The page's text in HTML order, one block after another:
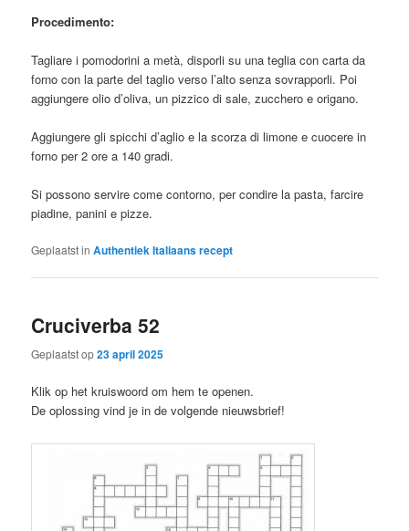
Procedimento:
Tagliare i pomodorini a metà, disporli su una teglia con carta da
forno con la parte del taglio verso l’alto senza sovrapporli. Poi
aggiungere olio d’oliva, un pizzico di sale, zucchero e origano.
Aggiungere gli spicchi d’aglio e la scorza di limone e cuocere in
forno per 2 ore a 140 gradi.
Si possono servire come contorno, per condire la pasta, farcire
piadine, panini e pizze.
Geplaatst in Authentiek Italiaans recept
Cruciverba 52
Geplaatst op23 april 2025
Klik op het kruiswoord om hem te openen.
De oplossing vind je in de volgende nieuwsbrief!